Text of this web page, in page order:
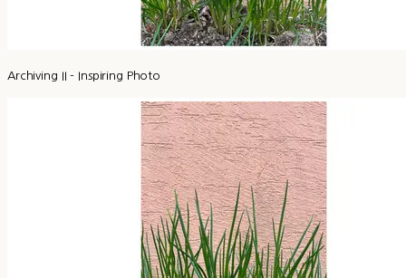
Archiving II - Inspiring Photo